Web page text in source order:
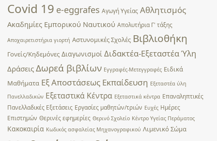
Covid 19 e-eggrafes Αγωγή Υγείας Αθλητισμός
Ακαδημίες Εμπορικού Ναυτικού Απολυτήρια Γ' τάξης
Αποχαιρετιστήρια γιορτή Αστυνομικές Σχολές Βιβλιοθήκη
Γονείς/Κηδεμόνες Διαγωνισμοί Διδακτέα-Εξεταστέα Ύλη
Δράσεις Δωρεά βιβλίων Εγγραφές-Μετεγγραφές Ειδικά
Μαθήματα Εξ Αποστάσεως Εκπαίδευση Εξεταστέα ύλη
Πανελλαδικών Εξεταστικά Κέντρα Εξεταστικά κέντρα Επαναληπτικές
Πανελλαδικές Εξετάσεις Εργασίες μαθητών/τριών Ευχές Ημέρες
Επιστημών Θερινές εφημερίες Θερινό Σχολείο Κέντρο Υγείας Περάματος
Κακοκαιρία Κωδικός ασφαλείας Μηχανογραφικού Λιμενικό Σώμα